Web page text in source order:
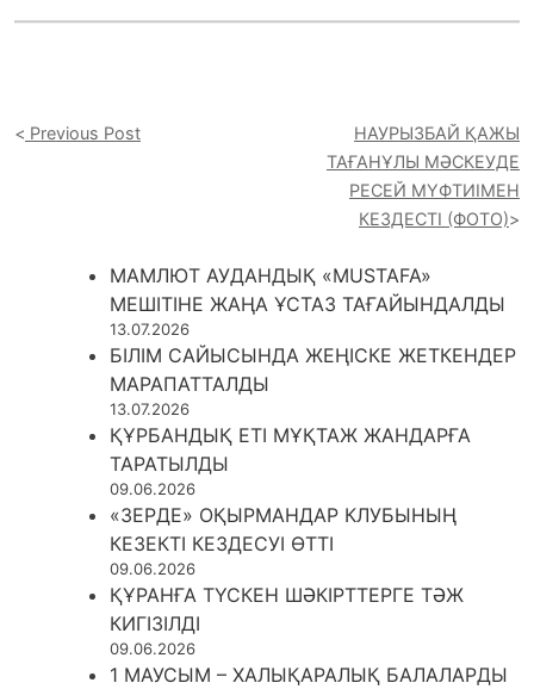
Previous Post
НАУРЫЗБАЙ ҚАЖЫ
ТАҒАНҰЛЫ МӘСКЕУДЕ
РЕСЕЙ МҮФТИІМЕН
КЕЗДЕСТІ (ФОТО)
МАМЛЮТ АУДАНДЫҚ «MUSTAFA»
МЕШІТІНЕ ЖАҢА ҰСТАЗ ТАҒАЙЫНДАЛДЫ
13.07.2026
БІЛІМ САЙЫСЫНДА ЖЕҢІСКЕ ЖЕТКЕНДЕР
МАРАПАТТАЛДЫ
13.07.2026
ҚҰРБАНДЫҚ ЕТІ МҰҚТАЖ ЖАНДАРҒА
ТАРАТЫЛДЫ
09.06.2026
«ЗЕРДЕ» ОҚЫРМАНДАР КЛУБЫНЫҢ
КЕЗЕКТІ КЕЗДЕСУІ ӨТТІ
09.06.2026
ҚҰРАНҒА ТҮСКЕН ШӘКІРТТЕРГЕ ТӘЖ
КИГІЗІЛДІ
09.06.2026
1 МАУСЫМ – ХАЛЫҚАРАЛЫҚ БАЛАЛАРДЫ